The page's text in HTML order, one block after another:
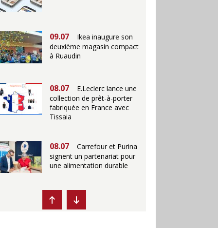
09.07
Ikea inaugure son
deuxième magasin compact
à Ruaudin
08.07
E.Leclerc lance une
collection de prêt-à-porter
fabriquée en France avec
Tissaia
08.07
Carrefour et Purina
signent un partenariat pour
une alimentation durable
07.07
Ikea propose des
"Escales fraîcheur" en